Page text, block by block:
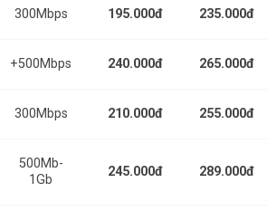
300Mbps 195.000đ 235.000đ
+500Mbps 240.000đ 265.000đ
300Mbps 210.000đ 255.000đ
500Mb-
1Gb
245.000đ 289.000đ